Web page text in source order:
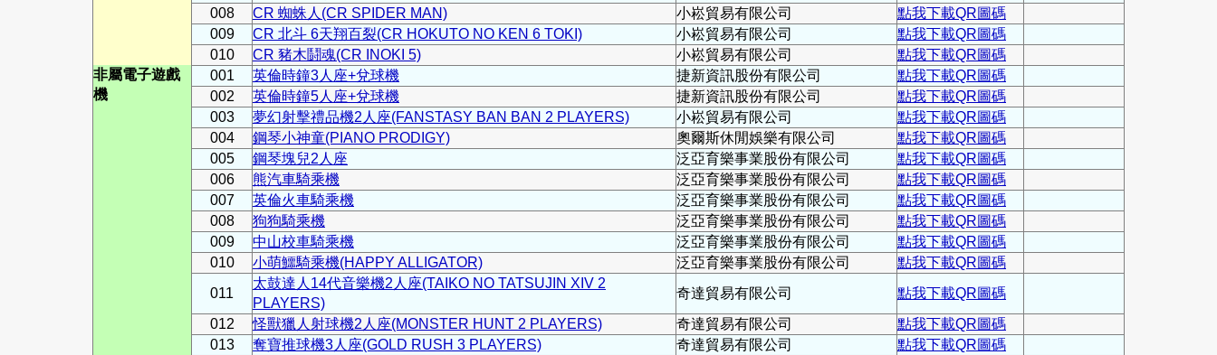
008
CR 蜘蛛人(CR SPIDER MAN) 小崧貿易有限公司
點我下載QR圖碼
009
CR 北斗 6天翔百裂(CR HOKUTO NO KEN 6 TOKI) 小崧貿易有限公司
點我下載QR圖碼
010
CR 豬木鬪魂(CR INOKI 5) 小崧貿易有限公司
點我下載QR圖碼
非屬電子遊戲
機
001 英倫時鐘3人座+兌球機 捷新資訊股份有限公司
點我下載QR圖碼
002
英倫時鐘5人座+兌球機 捷新資訊股份有限公司
點我下載QR圖碼
003
夢幻射擊禮品機2人座(FANSTASY BAN BAN 2 PLAYERS) 小崧貿易有限公司
點我下載QR圖碼
004
鋼琴小神童(PIANO PRODIGY) 奧爾斯休閒娛樂有限公司
點我下載QR圖碼
005
鋼琴塊兒2人座 泛亞育樂事業股份有限公司
點我下載QR圖碼
006
熊汽車騎乘機 泛亞育樂事業股份有限公司
點我下載QR圖碼
007
英倫火車騎乘機 泛亞育樂事業股份有限公司
點我下載QR圖碼
008
狗狗騎乘機 泛亞育樂事業股份有限公司
點我下載QR圖碼
009
中山校車騎乘機 泛亞育樂事業股份有限公司
點我下載QR圖碼
010
小萌鱷騎乘機(HAPPY ALLIGATOR) 泛亞育樂事業股份有限公司
點我下載QR圖碼
011
太鼓達人14代音樂機2人座(TAIKO NO TATSUJIN XIV 2
PLAYERS)
奇達貿易有限公司
點我下載QR圖碼
012
怪獸獵人射球機2人座(MONSTER HUNT 2 PLAYERS) 奇達貿易有限公司
點我下載QR圖碼
013
奪寶推球機3人座(GOLD RUSH 3 PLAYERS) 奇達貿易有限公司
點我下載QR圖碼